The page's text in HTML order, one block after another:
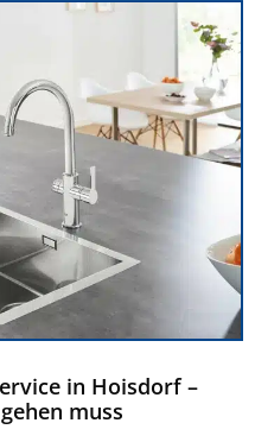
in Hoisdorf –
muss